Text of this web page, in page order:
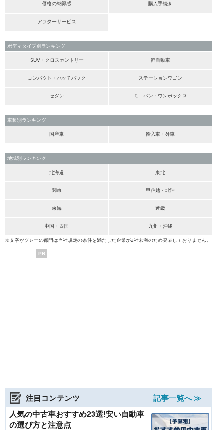
価格の納得感 購入手続き
アフターサービス
ボディタイプ別ランキング
SUV・クロスカントリー 軽自動車
コンパクト・ハッチバック ステーションワゴン
セダン ミニバン・ワンボックス
車種別ランキング
国産車 輸入車・外車
地域別ランキング
北海道 東北
関東 甲信越・北陸
東海 近畿
中国・四国 九州・沖縄
※文字がグレーの部門は当社規定の条件を満たした企業が2社未満のため発表しておりません。
PR
注目コンテンツ
記事一覧へ ≫
人気の中古車おすすめ23選!安い自動車
の選び方と注意点